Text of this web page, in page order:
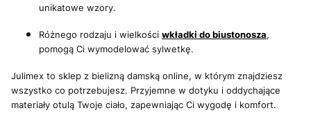
unikatowe wzory.
Różnego rodzaju i wielkości wkładki do biustonosza,
pomogą Ci wymodelować sylwetkę.
Julimex to sklep z bielizną damską online, w którym znajdziesz
wszystko co potrzebujesz. Przyjemne w dotyku i oddychające
materiały otulą Twoje ciało, zapewniając Ci wygodę i komfort.